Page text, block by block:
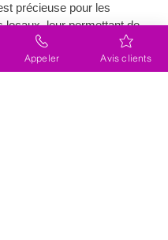
précieuse pour les
locaux, leur permettant de
et leurs mises à jour
La facilité de gestion de
Appeler Avis clients